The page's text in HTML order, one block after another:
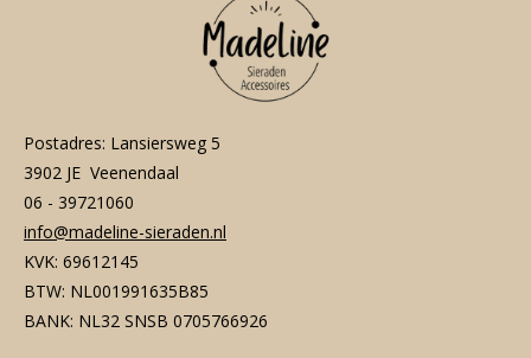
Postadres: Lansiersweg 5
3902 JE Veenendaal
06 - 39721060
info@madeline-sieraden.nl
KVK: 69612145
BTW: NL001991635B85
BANK: NL32 SNSB 0705766926